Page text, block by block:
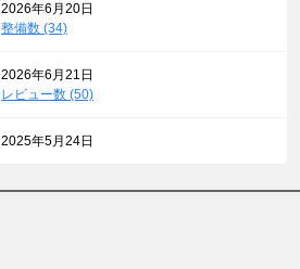
2026年6月20日
整備数 (34)
2026年6月21日
レビュー数 (50)
2025年5月24日